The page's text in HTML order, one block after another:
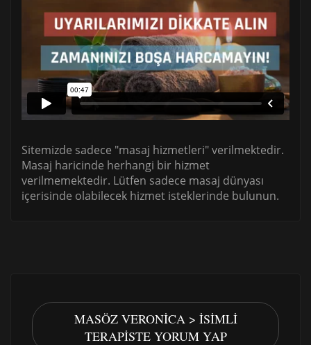
Sitemizde sadece "masaj hizmetleri" verilmektedir.
Masaj haricinde herhangi bir hizmet
verilmemektedir. Lütfen sadece masaj dünyası
içerisinde olabilecek hizmet isteklerinde bulunun.
MASÖZ VERONICA > İSIMLI
TERAPISTE YORUM YAP